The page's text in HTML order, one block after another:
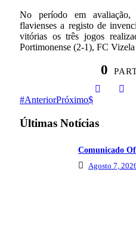
No período em
flavienses a registo de
vitórias os três jogos
Portimonense (2-1), FC
0
AnteriorPróximo
Últimas Notícias
Comunicado
Agosto 7,